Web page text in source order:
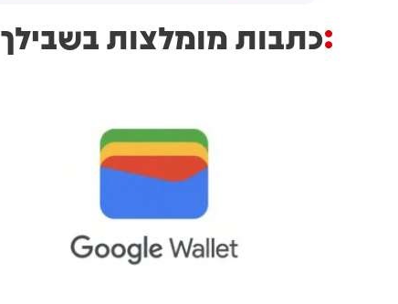
כתבות מומלצות בשבילך